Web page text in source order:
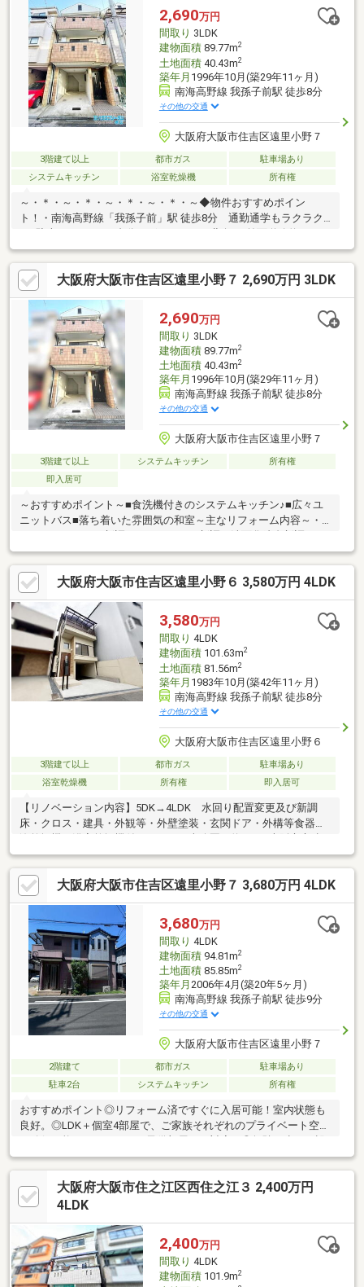
実行金利０．８９％ 月々返済額：５５，５６２円
ご検討の参考にしてください♪2,690万円
間取り 3LDK
建物面積89.77m2
土地面積40.43m2
築年月 1996年10月(築29年11ヶ月)
南海高野線 我孫子前駅 徒歩8分
その他の交通
大阪府大阪市住吉区遠里小野７
3階建て以上 都市ガス
駐車場あり
システムキッチン
浴室乾燥機 所有権
～・＊・～・＊・～・＊・～・＊・～◆物件おすすめポイン
ト！・南海高野線「我孫子前」駅 徒歩8分 通勤通学もラクラク
ゆとりある部屋数の3LDK！◆リフォーム箇所(2023年12月)・キッ
チン、浴室、洗面化粧台、トイレ新調・フローリング貼替・クロ
ス貼替 など≪周辺環境≫・遠里小野小学校…徒歩4分・大和川中
学校…徒歩6分・スーパーナショナル…徒歩9分ハウスフリーダムは
【東証スタンダード上場企業】です。「見るだけ・聞くだけ」
OK！不動産購入や住宅ローンなどお気軽にご相談ください♪♪
大阪府大阪市住吉区遠里小野７ 2,690万円 3LDK
2,690万円
間取り 3LDK
建物面積89.77m2
土地面積40.43m2
築年月 1996年10月(築29年11ヶ月)
南海高野線 我孫子前駅 徒歩8分
その他の交通
大阪府大阪市住吉区遠里小野７
3階建て以上 システムキッチン
所有権
即入居可
～おすすめポイント～■食洗機付きのシステムキッチン♪■広々ユ
ニットバス■落ち着いた雰囲気の和室～主なリフォーム内容～・
イレ新調・フローリング、クロス貼替・畳、ふすま新調 など～
周辺環境～・コンビニまで徒歩約4分・郵便局まで徒歩約7分・銀
行まで徒歩約8分・公園まで徒歩約2分遠里小野小学校まで徒歩約
3分とお子様の通いやすい距離♪公園も多く、子育て世代のご家族
にもおすすめ！その他、周辺には生活に便利な施設が充実！ぜひ
一度ご覧になってみませんか♪お問合せお待ちしております!!
大阪府大阪市住吉区遠里小野６ 3,580万円 4LDK
3,580万円
間取り 4LDK
建物面積101.63m2
土地面積81.56m2
築年月 1983年10月(築42年11ヶ月)
南海高野線 我孫子前駅 徒歩8分
その他の交通
大阪府大阪市住吉区遠里小野６
3階建て以上 都市ガス
駐車場あり
浴室乾燥機
所有権 即入居可
【リノベーション内容】5DK→4LDK 水回り配置変更及び新調
床・クロス・建具・外観等・外壁塗装・玄関ドア・外構等食器洗
里小野小学校：約200ｍ大阪市大和川中学校：約300ｍ
大阪府大阪市住吉区遠里小野７ 3,680万円 4LDK
3,680万円
間取り 4LDK
建物面積94.81m2
土地面積85.85m2
築年月 2006年4月(築20年5ヶ月)
南海高野線 我孫子前駅 徒歩9分
その他の交通
大阪府大阪市住吉区遠里小野７
2階建て 都市ガス
駐車場あり
駐車2台
システムキッチン 所有権
おすすめポイント◎リフォーム済ですぐに入居可能！室内状態も
良好。◎LDK＋個室4部屋で、ご家族それぞれのプライベート空間
計で、ファミリー層に人気の広さを確保。◎マイカーをお持ちの
方も安心。2台駐車可能な場合もあります。◎難波方面へのアクセ
ス良好で、通勤・通学に便利な立地！◎落ち着いた環境で、子育
て世帯にもおすすめ！◎小学校・中学校も近く、お子様の登下校
おすすめな物件です。
大阪府大阪市住之江区西住之江３ 2,400万円
4LDK
2,400万円
間取り 4LDK
建物面積101.9m2